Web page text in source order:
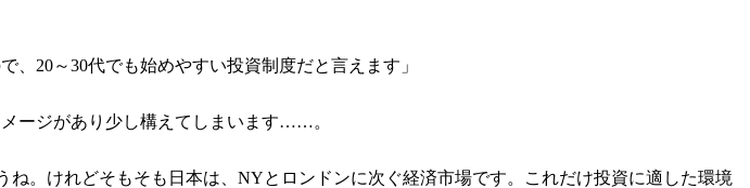
、20～30代でも始めやすい投資制度だと言えます」
ージがあり少し構えてしまいます……。
。けれどそもそも日本は、NYとロンドンに次ぐ経済市場です。これだけ投資に適した環境